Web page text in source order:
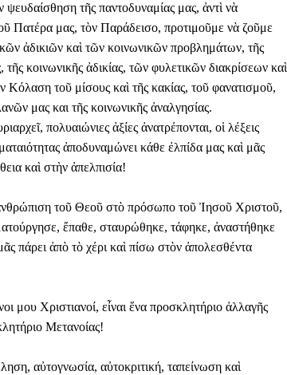
τῆς παντοδυναμίας μας, ἀντὶ νὰ
Πατέρα μας, τὸν Παράδεισο, προτιμοῦμε νὰ ζοῦμε
ἀδικιῶν καὶ τῶν κοινωνικῶν προβλημάτων, τῆς
τῆς κοινωνικῆς ἀδικίας, τῶν φυλετικῶν διακρίσεων καὶ
Κόλαση τοῦ μίσους καὶ τῆς κακίας, τοῦ φανατισμοῦ,
μας και τῆς κοινωνικῆς ἀναλγησίας.
πολυαιώνιες ἀξίες ἀνατρέπονται, οἱ λέξεις
ἀποδυναμώνει κάθε ἐλπίδα μας καὶ μᾶς
καὶ στὴν ἀπελπισία!
τοῦ Θεοῦ στὸ πρόσωπο τοῦ Ἰησοῦ Χριστοῦ,
ἔπαθε, σταυρώθηκε, τάφηκε, ἀναστήθηκε
πάρει ἀπὸ τὸ χέρι καὶ πίσω στὸν ἀπολεσθέντα
Χριστιανοί, εἶναι ἕνα προσκλητήριο ἀλλαγῆς
Μετανοίας!
αὐτογνωσία, αὐτοκριτική, ταπείνωση καὶ